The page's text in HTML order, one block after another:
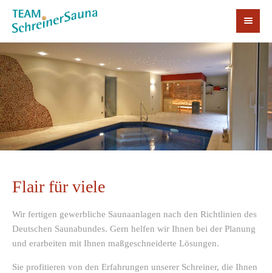
Flair für viele
Wir fertigen gewerbliche Saunaanlagen nach den Richtlinien des
Deutschen Saunabundes. Gern helfen wir Ihnen bei der Planung
und erarbeiten mit Ihnen maßgeschneiderte Lösungen.
Sie profitieren von den Erfahrungen unserer Schreiner, die Ihnen